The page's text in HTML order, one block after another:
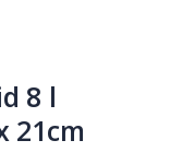
8 l
21cm